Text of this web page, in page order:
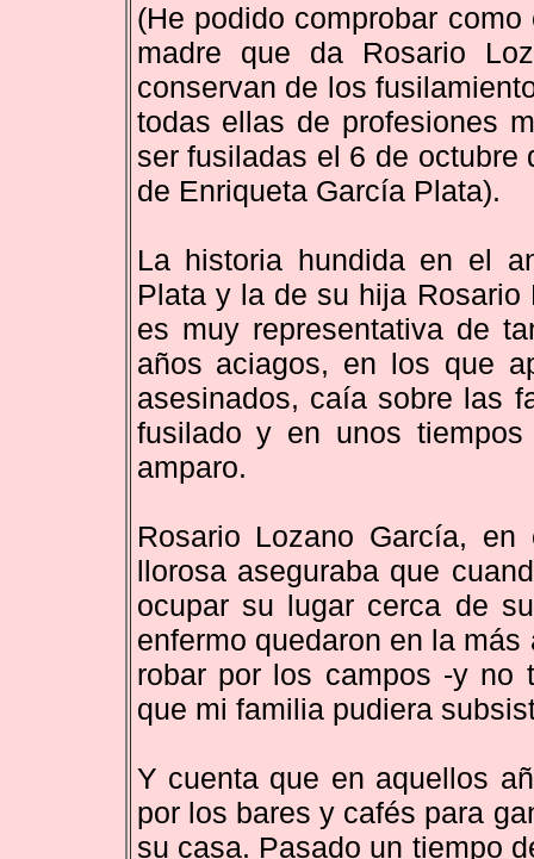
(He podido comprobar
madre que da Rosario
conservan de los
todas ellas de profesiones
ser fusiladas el 6 de octubre
de Enriqueta García Plata).
La historia hundida en el
Plata y la de su hija Rosario
es muy representativa de
años aciagos, en los que
asesinados, caía sobre las
fusilado y en unos
amparo.
Rosario Lozano García,
llorosa aseguraba que
ocupar su lugar cerca de
enfermo quedaron en la
robar por los campos -y no
que mi familia pudiera
Y cuenta que en aquellos
por los bares y cafés para
su casa. Pasado un tiempo